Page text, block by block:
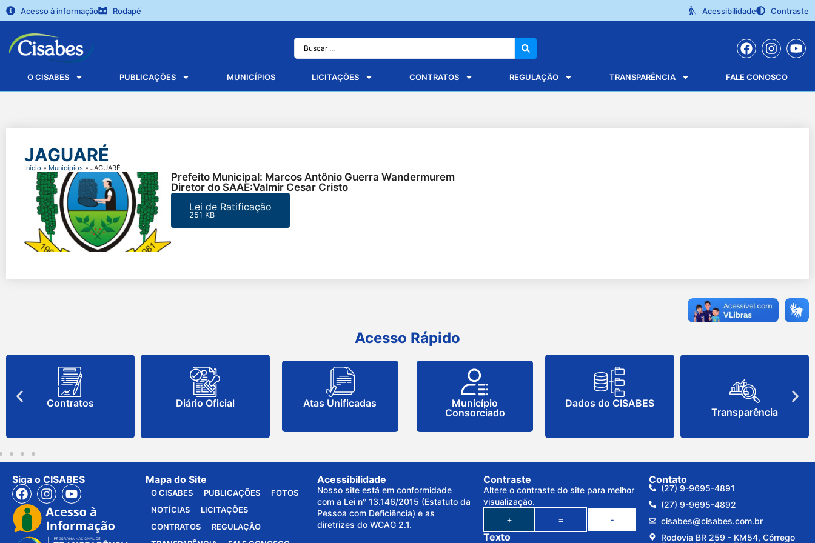
Acesso à informação Rodapé Acessibilidade Contraste
O CISABES PUBLICAÇÕES MUNICÍPIOS LICITAÇÕES CONTRATOS REGULAÇÃO TRANSPARÊNCIA FALE CONOSCO
JAGUARÉ
Início » Municípios » JAGUARÉ
Prefeito Municipal: Marcos Antônio Guerra Wandermurem
Diretor do SAAE:Valmir Cesar Cristo
Lei de Ratificação
251 KB
Acesso Rápido
Contratos Diário Oficial Atas Unificadas
Município
Consorciado
Dados do CISABES
Transparência
Siga o CISABES Mapa do Site
O CISABES PUBLICAÇÕES
FOTOS
NOTÍCIAS
LICITAÇÕES
CONTRATOS
REGULAÇÃO
Acessibilidade
Nosso site está em conformidade
com a Lei n° 13.146/2015 (Estatuto da
Pessoa com Deficiência) e as
diretrizes do WCAG 2.1.
Contraste
Altere o contraste do site para melhor
visualização.
+ = -
Texto
Contato
(27) 9-9695-4891
(27) 9-9695-4892
cisabes@cisabes.com.br
Rodovia BR 259 - KM54, Córrego